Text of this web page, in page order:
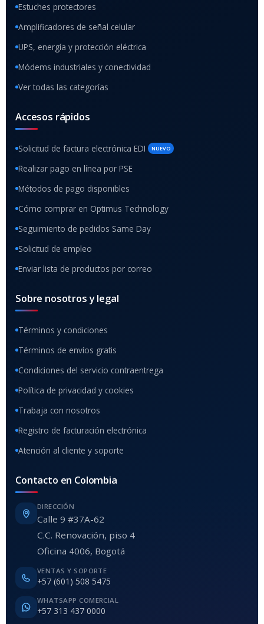
Estuches protectores
Amplificadores de señal celular
UPS, energía y protección eléctrica
Módems industriales y conectividad
Ver todas las categorías
Accesos rápidos
Solicitud de factura electrónica EDI NUEVO
Realizar pago en línea por PSE
Métodos de pago disponibles
Cómo comprar en Optimus Technology
Seguimiento de pedidos Same Day
Solicitud de empleo
Enviar lista de productos por correo
Sobre nosotros y legal
Términos y condiciones
Términos de envíos gratis
Condiciones del servicio contraentrega
Política de privacidad y cookies
Trabaja con nosotros
Registro de facturación electrónica
Atención al cliente y soporte
Contacto en Colombia
DIRECCIÓN
Calle 9 #37A-62
C.C. Renovación, piso 4
Oficina 4006, Bogotá
VENTAS Y SOPORTE
+57 (601) 508 5475
WHATSAPP COMERCIAL
+57 313 437 0000